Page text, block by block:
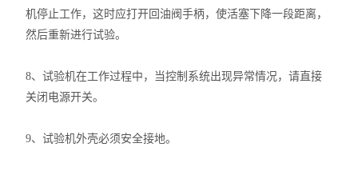
机停止工作，这时应打开回油阀手柄，使活塞下降一段距离，
然后重新进行试验。
8、试验机在工作过程中，当控制系统出现异常情况，请直接
关闭电源开关。
9、试验机外壳必须安全接地。